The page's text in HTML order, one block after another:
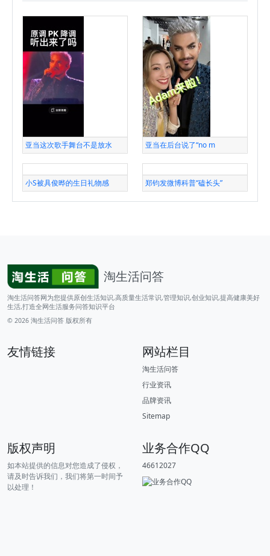
亚当这次歌手舞台不是放水 亚当在后台说了“no m
小S被具俊晔的生日礼物感 郑钧发微博科普“磕长头”
淘生活问答
淘生活问答网为您提供原创生活知识,高质量生活常识,管理知识,创业知识,提高健康美好
生活,打造全网生活服务问答知识平台
© 2026 淘生活问答 版权所有
友情链接 网站栏目
淘生活问答
行业资讯
品牌资讯
Sitemap
版权声明
如本站提供的信息对您造成了侵权，
请及时告诉我们，我们将第一时间予
以处理！
业务合作QQ
46612027